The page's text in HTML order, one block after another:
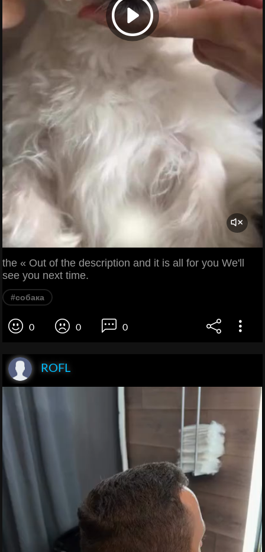
the « Out of the description and it is all for you We'll
see you next time.
#собака
0 0 0
ROFL